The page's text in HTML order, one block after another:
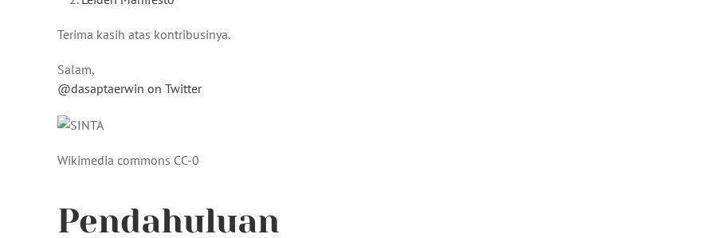
Terima kasih atas kontribusinya.
Salam,
@dasaptaerwin on Twitter
Wikimedia commons CC-0
Pendahuluan